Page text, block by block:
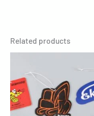
Related products